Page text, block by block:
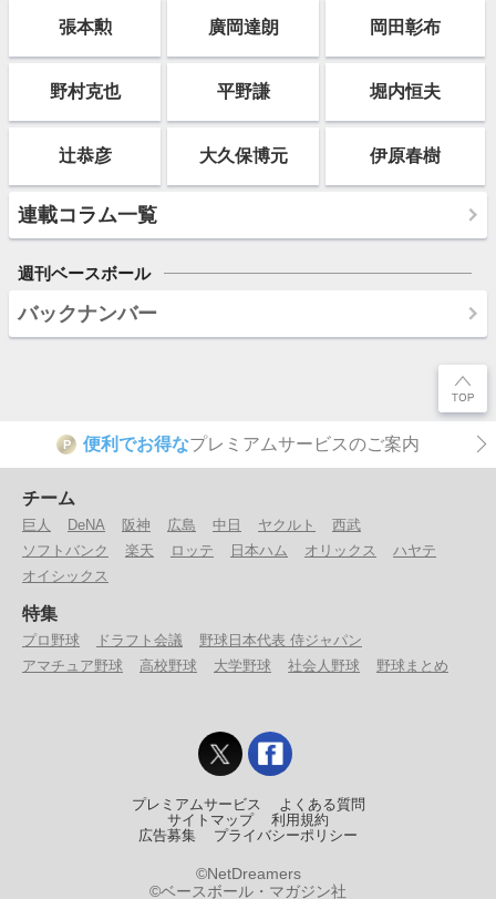
張本勲 廣岡達朗 岡田彰布
野村克也 平野謙 堀内恒夫
辻恭彦 大久保博元 伊原春樹
連載コラム一覧
週刊ベースボール
バックナンバー
P 便利でお得なプレミアムサービスのご案内
チーム
巨人 DeNA 阪神 広島 中日 ヤクルト
西武
ソフトバンク
楽天 ロッテ 日本ハム オリックス
ハヤテ
オイシックス
特集
プロ野球 ドラフト会議
野球日本代表 侍ジャパン
アマチュア野球
高校野球 大学野球 社会人野球 野球まとめ
プレミアムサービス
よくある質問
サイトマップ
利用規約
広告募集
プライバシーポリシー
©NetDreamers
©ベースボール・マガジン社